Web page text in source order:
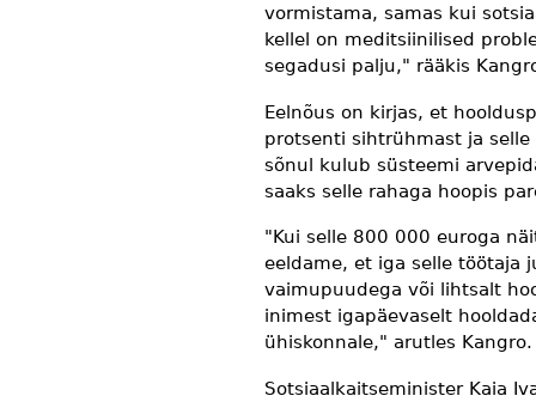
vormistama, samas kui
kellel on meditsiinilised
segadusi palju," rääkis
Eelnõus on kirjas, et
protsenti sihtrühmast ja
sõnul kulub süsteemi
saaks selle rahaga hoopis
"Kui selle 800 000 euroga
eeldame, et iga selle töötaja
vaimupuudega või lihtsalt
inimest igapäevaselt
ühiskonnale," arutles Kangro.
Sotsiaalkaitseminister Kaia